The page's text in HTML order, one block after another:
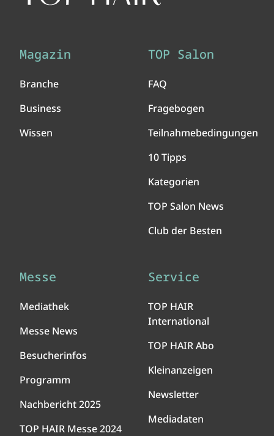
Magazin
Branche
Business
Wissen
TOP Salon
FAQ
Fragebogen
Teilnahmebedingungen
10 Tipps
Kategorien
TOP Salon News
Club der Besten
Messe
Mediathek
Messe News
Besucherinfos
Programm
Nachbericht 2025
TOP HAIR Messe 2024
Service
TOP HAIR
International
TOP HAIR Abo
Kleinanzeigen
Newsletter
Mediadaten